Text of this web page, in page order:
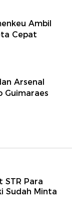
Ambil
Cepat
Arsenal
Guimaraes
STR Para
Sudah Minta